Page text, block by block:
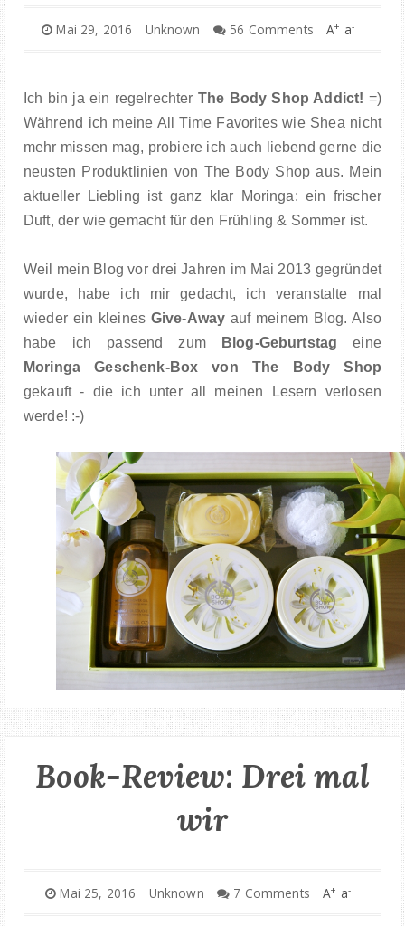
TRAVEL
KIEL INSIGHTS
COOPERATION
Mai 29, 2016 Unknown 56 Comments A+ a-
Ich bin ja ein regelrechter The Body Shop Addict! =)
Während ich meine All Time Favorites wie Shea nicht
mehr missen mag, probiere ich auch liebend gerne die
neusten Produktlinien von The Body Shop aus. Mein
aktueller Liebling ist ganz klar Moringa: ein frischer
Duft, der wie gemacht für den Frühling & Sommer ist.
Weil mein Blog vor drei Jahren im Mai 2013 gegründet
wurde, habe ich mir gedacht, ich veranstalte mal
wieder ein kleines Give-Away auf meinem Blog. Also
habe ich passend zum
Blog-Geburtstag eine
Moringa Geschenk-Box von The Body Shop
gekauft - die ich unter all meinen Lesern verlosen
werde! :-)
Book-Review: Drei mal
wir
Mai 25, 2016 Unknown 7 Comments A+ a-